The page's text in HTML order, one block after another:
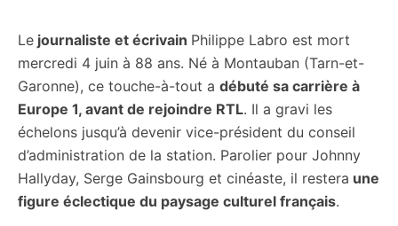
Le journaliste et écrivain Philippe Labro est mort
mercredi 4 juin à 88 ans. Né à Montauban (Tarn-et-
Garonne), ce touche-à-tout a débuté sa carrière à
Europe 1, avant de rejoindre RTL. Il a gravi les
échelons jusqu’à devenir vice-président du conseil
d’administration de la station. Parolier pour Johnny
Hallyday, Serge Gainsbourg et cinéaste, il restera une
figure éclectique du paysage culturel français.